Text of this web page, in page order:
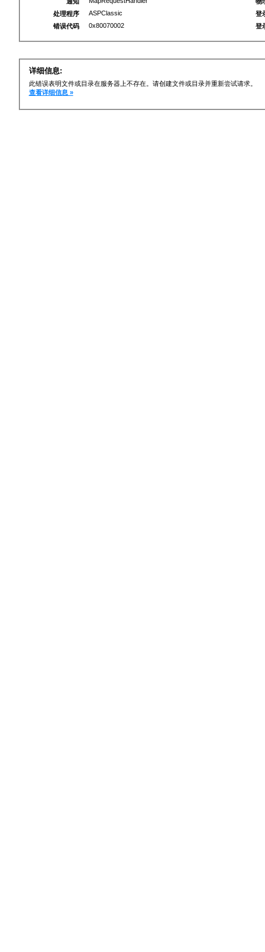
处理程序
ASPClassic
错误代码
0x80070002
登
登
详细信息:
此错误表明文件或目录在服务器上不存在。请创建文件或目录并重新尝试请求。
查看详细信息 »